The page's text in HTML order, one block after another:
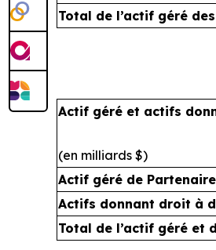
Total de l’actif géré des
Actif géré et actifs
(en milliards $)
Actif géré de
Actifs donnant droit à
Total de l’actif géré et